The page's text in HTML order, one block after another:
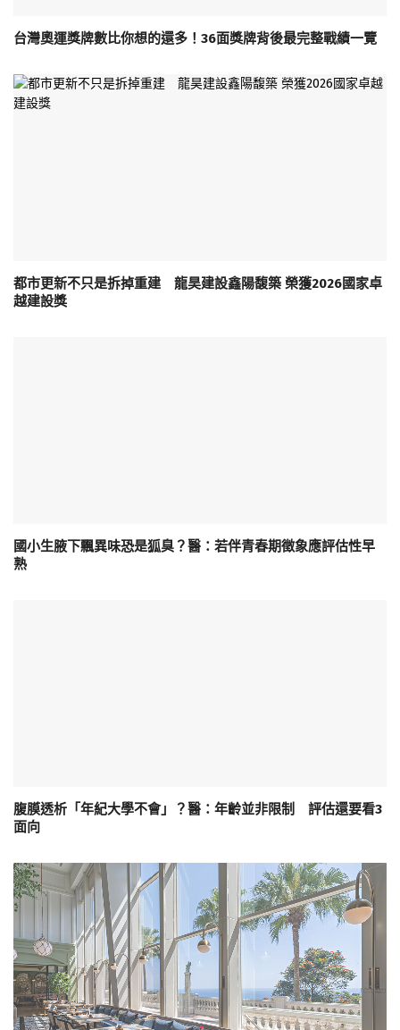
台灣奧運獎牌數比你想的還多！36面獎牌背後最完整戰績一覽
都市更新不只是拆掉重建 龍昊建設鑫陽馥築 榮獲2026國家卓
越建設獎
國小生腋下飄異味恐是狐臭？醫：若伴青春期徵象應評估性早
熟
腹膜透析「年紀大學不會」？醫：年齡並非限制 評估還要看3
面向